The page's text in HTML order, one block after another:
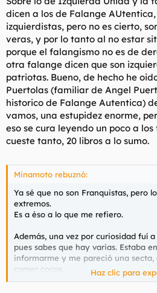
dicen a los de Falange
izquierdistas, pero no es cierto,
veras, y por lo tanto al no estar
porque el falangismo no es de
otra falange dicen que son
patriotas. Bueno, de hecho he
Puertolas (familiar de Angel
historico de Falange Autentica)
vamos, una estupidez enorme,
eso se cura leyendo un poco a
cueste tanto, 20 libros a lo sumo.
Minamoto rebuznó:
Ya sé que no son Franquistas, pero
extremos.
Es a éso a lo que me refiero.
Además, una vez por curiosidad fuí
pues sabes que hay varias. Estaba
informarme y me pareció una secta,
comer cocos.
O éso me pareció. No me convenció
Haz clic para